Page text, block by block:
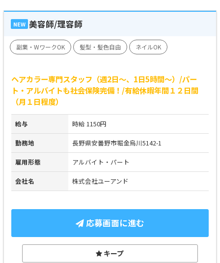
NEW 美容師/理容師
副業・WワークOK 髪型・髪色自由 ネイルOK
ヘアカラー専門スタッフ（週2日～、1日5時間～）/パー
ト・アルバイトも社会保険完備！/有給休暇年間１２日間
（月１日程度）
給与 時給 1150円
勤務地 長野県安曇野市堀金烏川5142-1
雇用形態 アルバイト・パート
会社名 株式会社ユーアンド
応募画面に進む
キープ